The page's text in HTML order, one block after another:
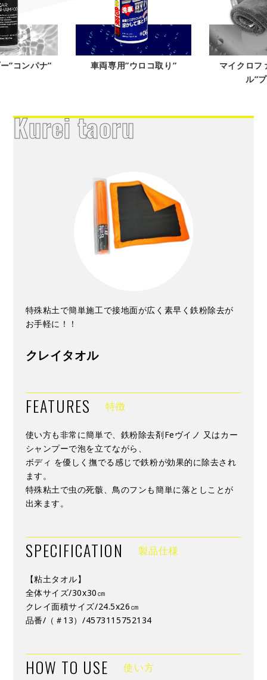
ロコ取り”
マイクロファイバータオ
ガラス系コ
リ
Kurei taoru
特殊粘土で簡単施工で接地面が広く素早く鉄粉除去が
お手軽に！！
クレイタオル
FEATURES 特徴
使い方も非常に簡単で、鉄粉除去剤Feヴイノ 又はカー
シャンプーで泡を立てながら、
ボディ を優しく撫でる感じで鉄粉が効果的に除去され
ます。
特殊粘土で虫の死骸、鳥のフンも簡単に落としことが
出来ます。
SPECIFICATION 製品仕様
【粘土タオル】
全体サイズ/30x30㎝
クレイ面積サイズ/24.5x26㎝
品番/（＃13）/4573115752134
HOW TO USE 使い方